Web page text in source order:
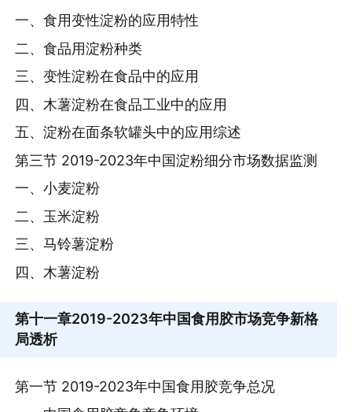
一、食用变性淀粉的应用特性
二、食品用淀粉种类
三、变性淀粉在食品中的应用
四、木薯淀粉在食品工业中的应用
五、淀粉在面条软罐头中的应用综述
第三节 2019-2023年中国淀粉细分市场数据监测
一、小麦淀粉
二、玉米淀粉
三、马铃薯淀粉
四、木薯淀粉
第十一章2019-2023年中国食用胶市场竞争新格
局透析
第一节 2019-2023年中国食用胶竞争总况